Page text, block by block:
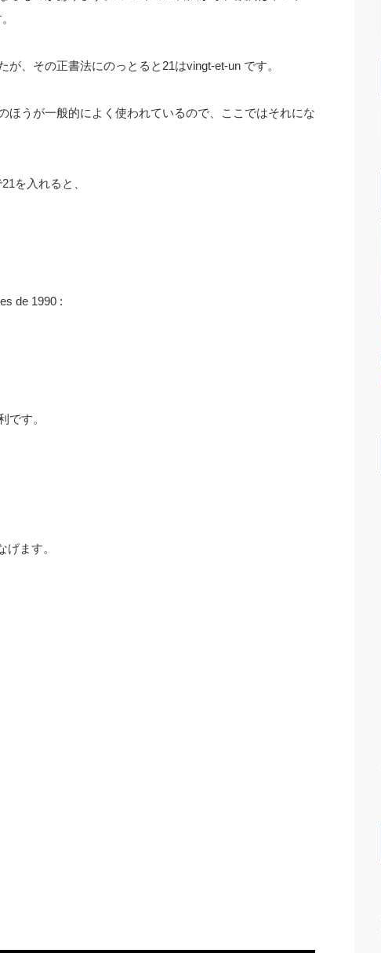
、その正書法にのっとると21はvingt-et-un です。
ほうが一般的によく使われているので、ここではそれにな
を入れると、
de 1990 :
です。
ます。